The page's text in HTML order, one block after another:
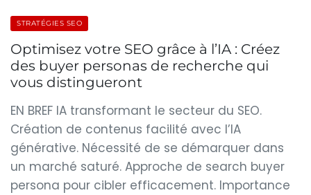
STRATÉGIES SEO
Optimisez votre SEO grâce à l’IA : Créez
des buyer personas de recherche qui
vous distingueront
EN BREF IA transformant le secteur du SEO.
Création de contenus facilité avec l’IA
générative. Nécessité de se démarquer dans
un marché saturé. Approche de search buyer
persona pour cibler efficacement. Importance